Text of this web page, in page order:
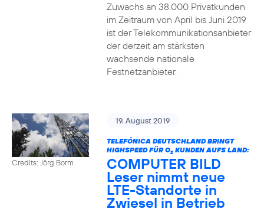
Zuwachs an 38.000 Privatkunden
im Zeitraum von April bis Juni 2019
ist der Telekommunikationsanbieter
der derzeit am stärksten
wachsende nationale
Festnetzanbieter.
Credits: Jörg Borm
19. August 2019
TELEFÓNICA DEUTSCHLAND BRINGT
HIGHSPEED FÜR O2KUNDEN AUFS LAND:
COMPUTER BILD
Leser nimmt neue
LTE-Standorte in
Zwiesel in Betrieb